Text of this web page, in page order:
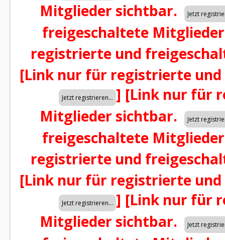
Mitglieder sichtbar.
freigeschaltete
registrierte und
[Link nur für registrierte
] [Link nur für
Mitglieder sichtbar.
freigeschaltete
registrierte und
[Link nur für registrierte
] [Link nur für
Mitglieder sichtbar.